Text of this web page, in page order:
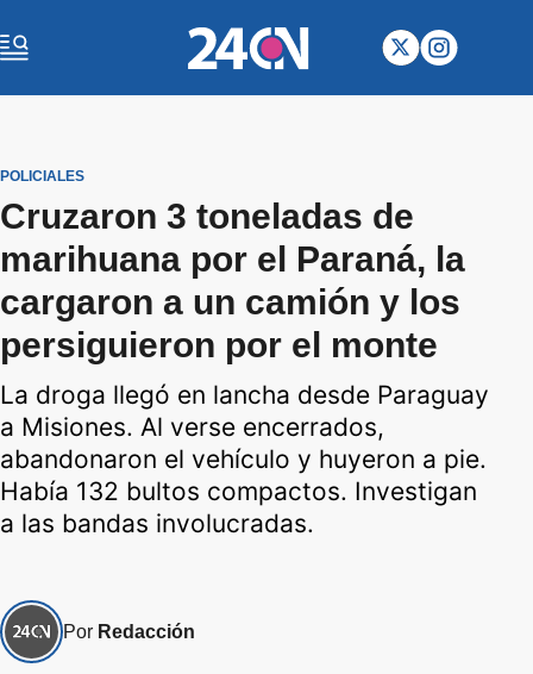
POLICIALES
Cruzaron 3 toneladas de
marihuana por el Paraná, la
cargaron a un camión y los
persiguieron por el monte
La droga llegó en lancha desde Paraguay
a Misiones. Al verse encerrados,
abandonaron el vehículo y huyeron a pie.
Había 132 bultos compactos. Investigan
a las bandas involucradas.
Por Redacción